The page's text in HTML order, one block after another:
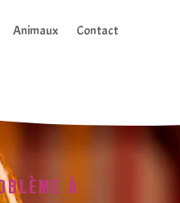
Animaux Contact
À